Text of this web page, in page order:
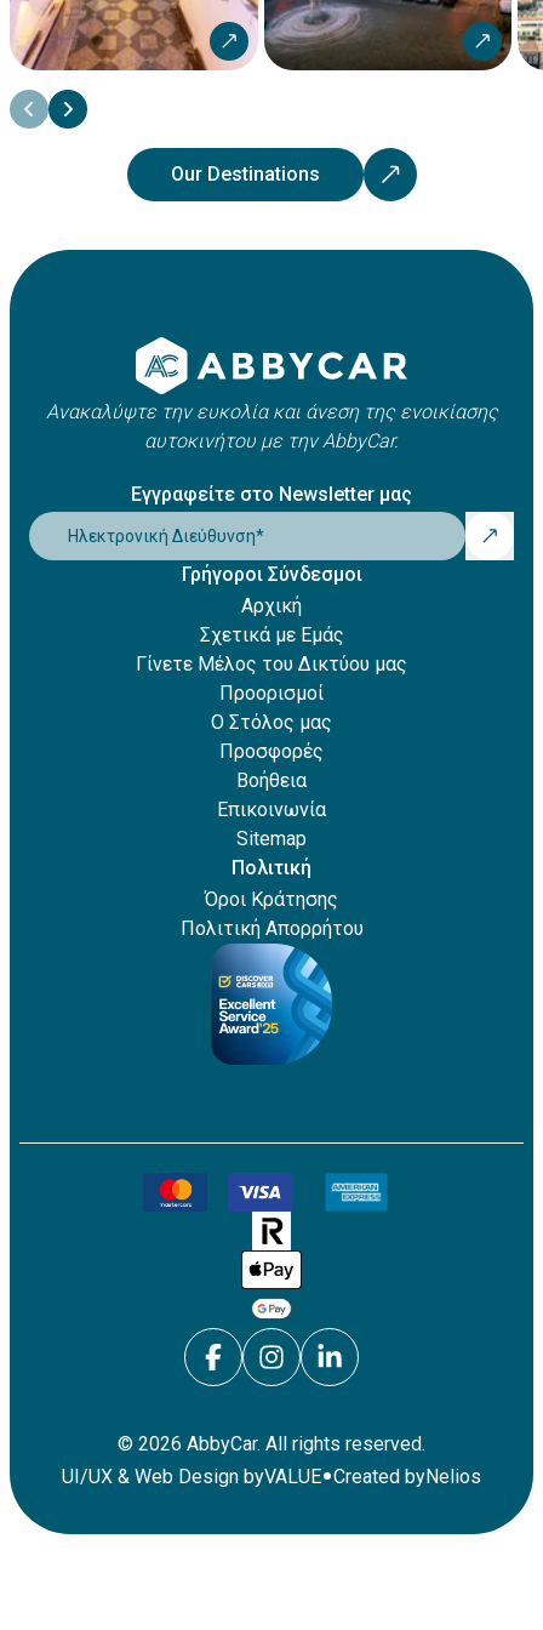
Our Destinations
Ανακαλύψτε την ευκολία και άνεση της ενοικίασης
αυτοκινήτου με την AbbyCar.
Εγγραφείτε στο Newsletter μας
Ηλεκτρονική Διεύθυνση*
Γρήγοροι Σύνδεσμοι
Αρχική
Σχετικά με Εμάς
Γίνετε Μέλος του Δικτύου μας
Προορισμοί
Ο Στόλος μας
Προσφορές
Βοήθεια
Επικοινωνία
Sitemap
Πολιτική
Όροι Κράτησης
Πολιτική Απορρήτου
© 2026 AbbyCar. All rights reserved.
UI/UX & Web Design byVALUE•Created byNelios